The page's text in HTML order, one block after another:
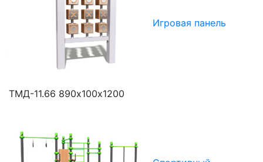
Игровая панель
ТМД-11.66 890х100х1200